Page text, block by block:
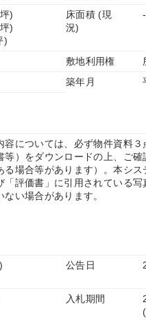
)
)
)
床面積 (現
況)
-
敷地利用権
築年月
容については、必ず物件資料
等）をダウンロードの上、ご
る場合等があります）。本シ
「評価書」に引用されている
い場合があります。
公告日
入札期間